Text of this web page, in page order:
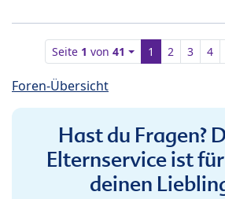
Seite 1 von41 1 2 3 4
Foren-Übersicht
Hast du Fragen?
Elternservice ist
deinen